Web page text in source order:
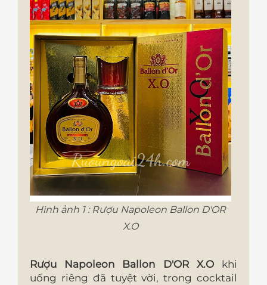
Hình ảnh 1 : Rượu Napoleon Ballon D'OR
X.O
Rượu Napoleon Ballon D'OR X.Okhi
uống riêng đã tuyệt vời, trong cocktail